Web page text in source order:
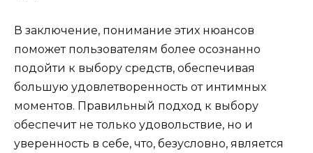
В заключение, понимание этих нюансов
поможет пользователям более осознанно
подойти к выбору средств, обеспечивая
большую удовлетворенность от интимных
моментов. Правильный подход к выбору
обеспечит не только удовольствие, но и
уверенность в себе, что, безусловно, является